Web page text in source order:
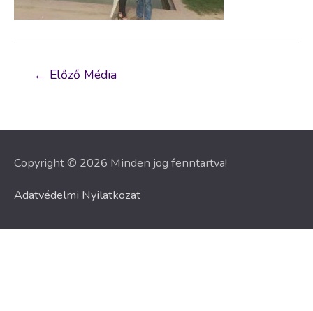
Bejegyzés
← Előző Média
Copyright © 2026 Minden jog fenntartva!
Adatvédelmi Nyilatkozat